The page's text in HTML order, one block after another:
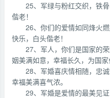
25、军绿与粉红交织，铁
偕老！
26、你们的爱情如同烽火
快乐，白头偕老！
27、军人，你们是国家的
姻美满如意，幸福长久，为国家
28、军婚喜庆情相随，忠
幸福美满喜气浓。
29、军婚是爱情的最美见